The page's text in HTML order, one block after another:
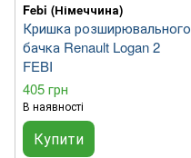
Febi (Німеччина)
Кришка розширювального
бачка Renault Logan 2
FEBI
405 грн
В наявності
Купити